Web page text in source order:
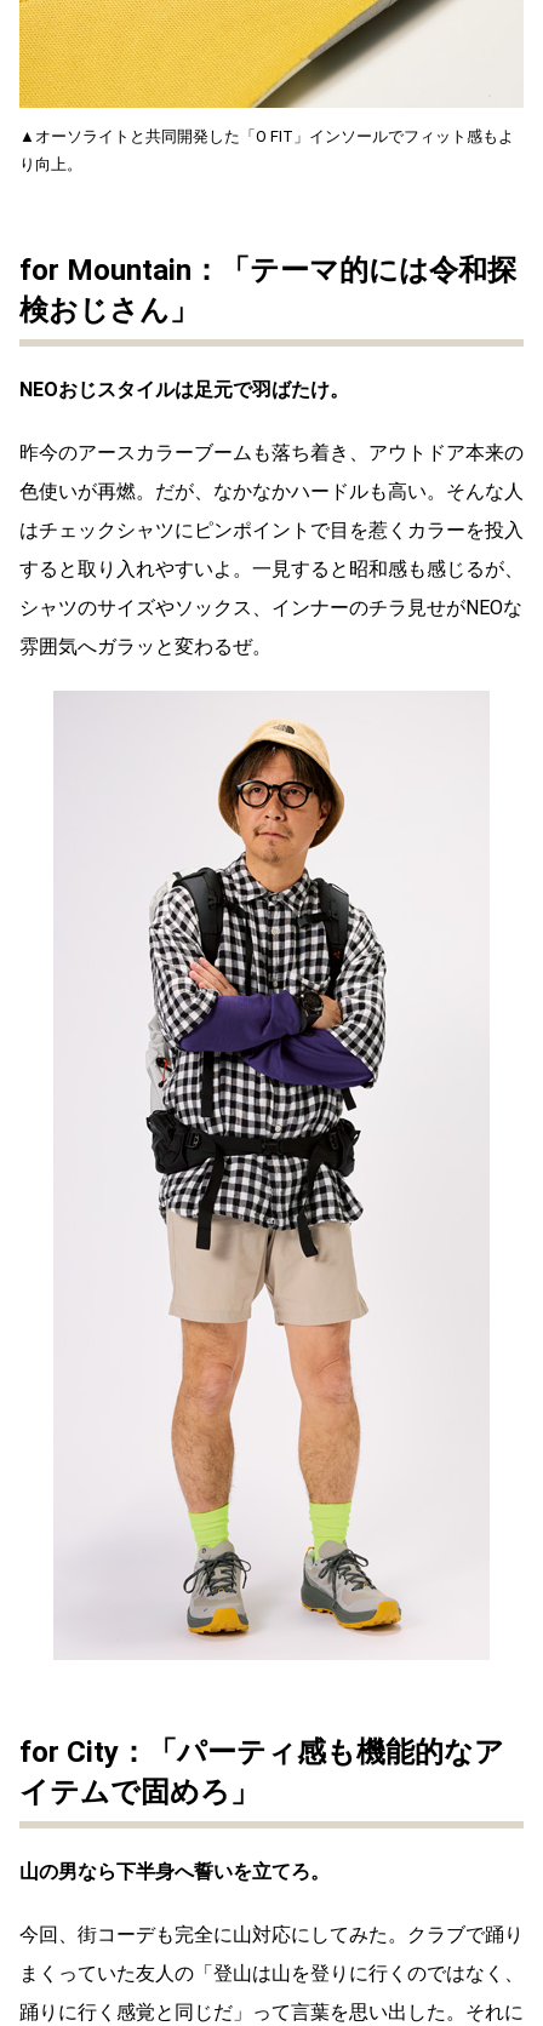
▲オーソライトと共同開発した「O FIT」インソールでフィット感もよ
り向上。
for Mountain：「テーマ的には令和探
検おじさん」
NEOおじスタイルは足元で羽ばたけ。
昨今のアースカラーブームも落ち着き、アウトドア本来の
色使いが再燃。だが、なかなかハードルも高い。そんな人
はチェックシャツにピンポイントで目を惹くカラーを投入
すると取り入れやすいよ。一見すると昭和感も感じるが、
シャツのサイズやソックス、インナーのチラ見せがNEOな
雰囲気へガラッと変わるぜ。
for City：「パーティ感も機能的なア
イテムで固めろ」
山の男なら下半身へ誓いを立てろ。
今回、街コーデも完全に山対応にしてみた。クラブで踊り
まくっていた友人の「登山は山を登りに行くのではなく、
踊りに行く感覚と同じだ」って言葉を思い出した。それに